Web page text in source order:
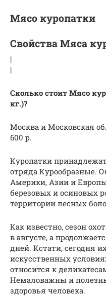
Мясо куропатки
Свойства Мяса
|
|
Сколько стоит Мясо
кг.)?
Москва и Московская
600 р.
Куропатки
отряда Курообразные.
Америки, Азии и
березовых и осиновых
территории лесных
Как известно, сезон
в августе, а
дней. Кстати, сегодня
искусственных
относится к
Немаловажны и
здоровья человека.